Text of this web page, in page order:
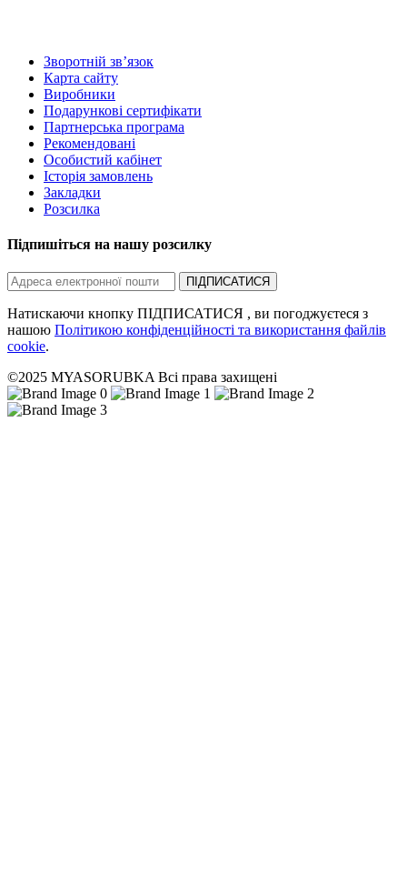
Зворотній зв’язок
Карта сайту
Виробники
Подарункові сертифікати
Партнерська програма
Рекомендовані
Особистий кабінет
Історія замовлень
Закладки
Розсилка
Підпишіться на нашу розсилку
ПІДПИСАТИСЯ
Натискаючи кнопку ПІДПИСАТИСЯ , ви погоджуєтеся з
нашою Політикою конфіденційності та використання файлів
cookie.
©2025 MYASORUBKA Всі права захищені